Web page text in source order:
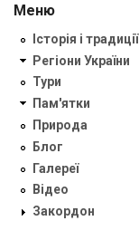
Меню
Історія і традиції
Регіони України
Тури
Пам'ятки
Природа
Блог
Галереї
Відео
Закордон